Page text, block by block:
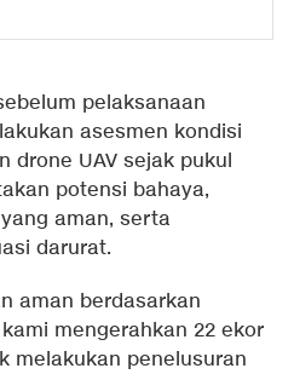
pelaksanaan
asesmen kondisi
drone UAV sejak pukul
potensi bahaya,
aman, serta
darurat.
aman berdasarkan
mengerahkan 22 ekor
melakukan penelusuran